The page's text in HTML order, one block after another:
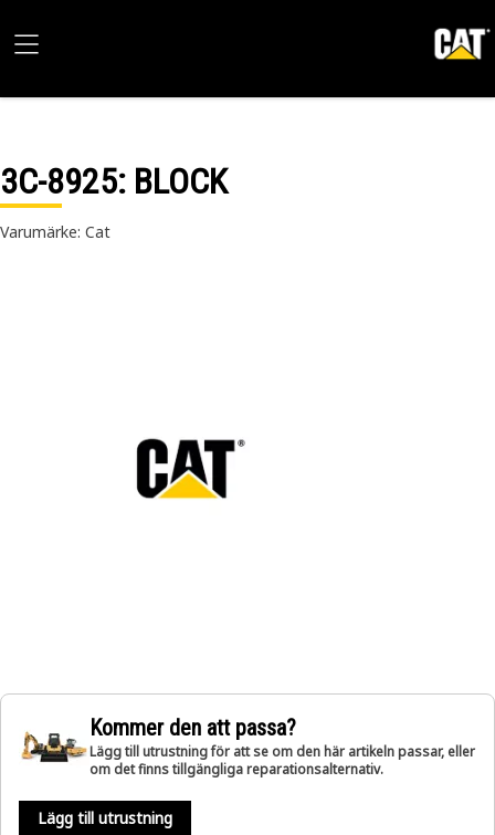
3C-8925: BLOCK
Varumärke: Cat
Kommer den att passa?
Lägg till utrustning för att se om den här artikeln passar, eller
om det finns tillgängliga reparationsalternativ.
Lägg till utrustning